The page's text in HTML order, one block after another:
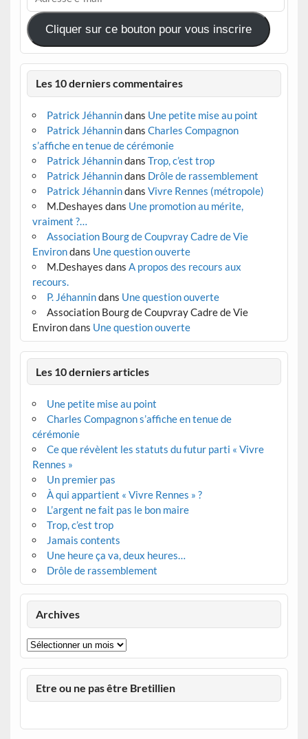
mail
Cliquer sur ce bouton pour vous inscrire
Les 10 derniers commentaires
Patrick Jéhannindans Une petite mise au point
Patrick Jéhannindans Charles Compagnon
s’affiche en tenue de cérémonie
Patrick Jéhannindans Trop, c’est trop
Patrick Jéhannindans Drôle de rassemblement
Patrick Jéhannindans Vivre Rennes (métropole)
M.Deshayes dans Une promotion au mérite,
vraiment ?…
Association Bourg de Coupvray Cadre de Vie
Environdans Une question ouverte
M.Deshayes dans A propos des recours aux
recours.
P. Jéhannindans Une question ouverte
Association Bourg de Coupvray Cadre de Vie
Environdans Une question ouverte
Les 10 derniers articles
Une petite mise au point
Charles Compagnon s’affiche en tenue de
cérémonie
Ce que révèlent les statuts du futur parti « Vivre
Rennes »
Un premier pas
À qui appartient « Vivre Rennes » ?
L’argent ne fait pas le bon maire
Trop, c’est trop
Jamais contents
Une heure ça va, deux heures…
Drôle de rassemblement
Archives
Archives
Etre ou ne pas être Bretillien